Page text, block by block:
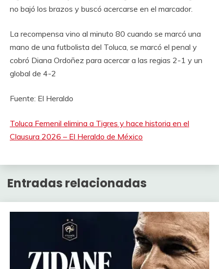
no bajó los brazos y buscó acercarse en el marcador.
La recompensa vino al minuto 80 cuando se marcó una
mano de una futbolista del Toluca, se marcó el penal y
cobró Diana Ordoñez para acercar a las regias 2-1 y un
global de 4-2
Fuente: El Heraldo
Toluca Femenil elimina a Tigres y hace historia en el
Clausura 2026 – El Heraldo de México
Entradas relacionadas